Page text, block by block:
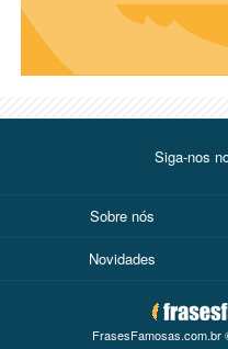
Siga-nos
Sobre nós
Novidades
FrasesFamosas.com.br